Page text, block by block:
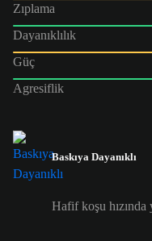
Zıplama
Dayanıklılık
Güç
Agresiflik
Baskıya Dayanıklı
Hafif koşu